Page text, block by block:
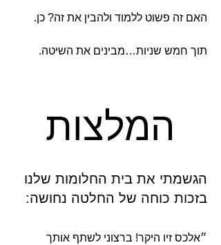
האם זה פשוט ללמוד ולהבין את זה? כן.
תוך חמש שניות…מבינים את השיטה.
המלצות
המלצות
הגשמתי את בית החלומות שלנו
בזכות כוחה של החלטה נחושה:
״אלכס זיו היקר! ברצוני לשתף אותך